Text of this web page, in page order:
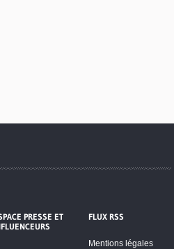
PRESSE ET
FLUX RSS
Mentions légales